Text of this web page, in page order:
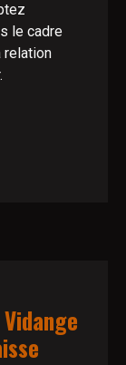
le cadre
relation
Vidange